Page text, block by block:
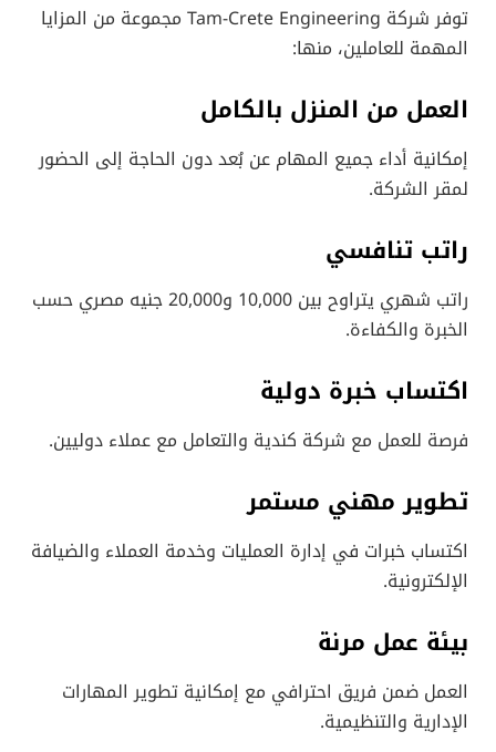
توفر شركة Tam-Crete Engineering مجموعة من المزايا
المهمة للعاملين، منها:
العمل من المنزل بالكامل
إمكانية أداء جميع المهام عن بُعد دون الحاجة إلى الحضور
لمقر الشركة.
راتب تنافسي
راتب شهري يتراوح بين 10,000 و20,000 جنيه مصري حسب
الخبرة والكفاءة.
اكتساب خبرة دولية
فرصة للعمل مع شركة كندية والتعامل مع عملاء دوليين.
تطوير مهني مستمر
اكتساب خبرات في إدارة العمليات وخدمة العملاء والضيافة
الإلكترونية.
بيئة عمل مرنة
العمل ضمن فريق احترافي مع إمكانية تطوير المهارات
الإدارية والتنظيمية.